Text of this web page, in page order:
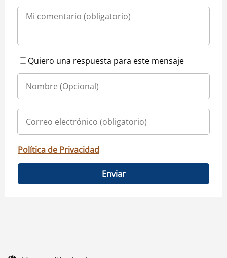
Quiero una respuesta para este mensaje
Política de Privacidad
Enviar